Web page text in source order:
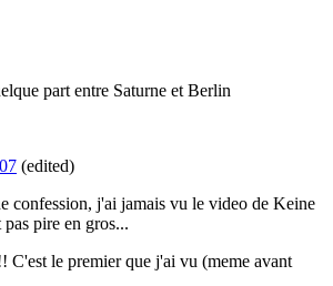
part entre Saturne et Berlin
(edited)
confession, j'ai jamais vu le video de Keine
pire en gros...
C'est le premier que j'ai vu (meme avant